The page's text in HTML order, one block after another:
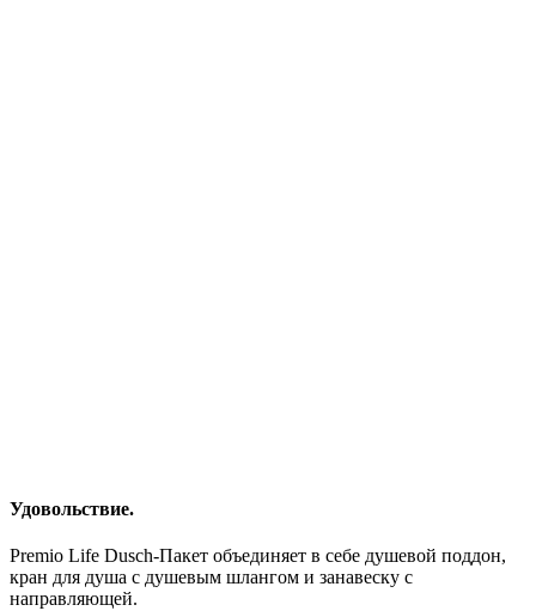
Удовольствие.
Premio Life Dusch-Пакет объединяет в себе душевой поддон,
кран для душа с душевым шлангом и занавеску с
направляющей.